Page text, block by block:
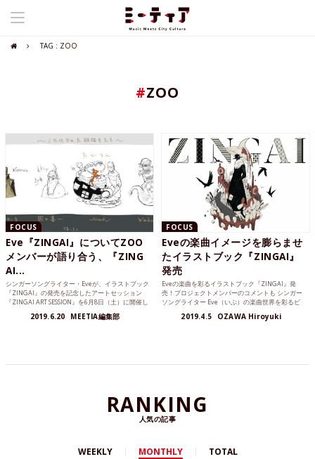
TAG : ZOO
#ZOO
FOCUS
Eve『ZINGAI』についてZOO
メンバーが語り合う、『ZING
AI...
シンガーソングライター・Eveが、イラストブック
『ZINGAI』の発売を記念したアートセッション
『ZINGAI ART SESSION』を6月8日（土）に開催し
た。制作に携わったZOOのメンバーによるトーク
セッションや貴重な質疑応答などが行われた、イ
2019.6.20 MEETIA編集部
FOCUS
Eveの楽曲イメージを膨らませ
たイラストブック『ZINGAI』
発売
Eveの楽曲を彩るイラストブック『ZINGAI』発
売！プロジェクトメンバーのコメントも シンガー
ソングライター Eve（いぶ）の楽曲世界を彩るビ
2019.4.5 OZAWA Hiroyuki
RANKING
人気の記事
WEEKLY MONTHLY TOTAL